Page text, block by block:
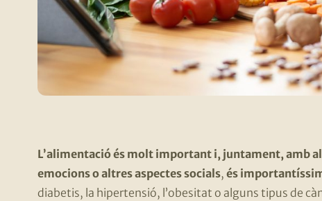
L’alimentació és molt important i, juntament, amb
emocions o altres aspectes socials, és
diabetis, la hipertensió, l’obesitat o alguns tipus de